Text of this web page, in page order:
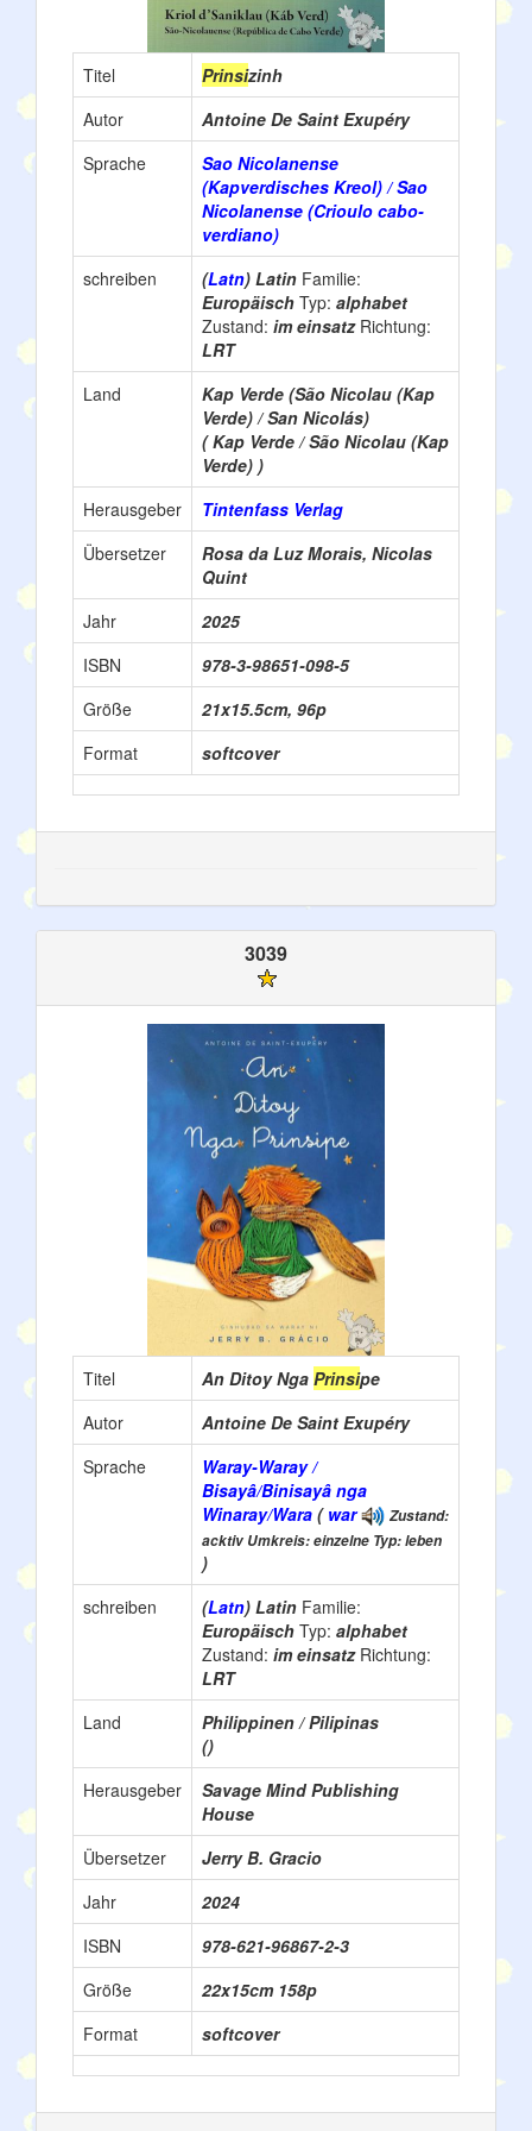
Titel Prinsizinh
Autor
Antoine De Saint Exupéry
Sprache
Sao Nicolanense
(Kapverdisches Kreol) / Sao
Nicolanense (Crioulo cabo-
verdiano)
schreiben
(Latn) Latin Familie:
Europäisch Typ: alphabet
Zustand: im einsatz Richtung:
LRT
Land
Kap Verde (São Nicolau (Kap
Verde) / San Nicolás)
( Kap Verde / São Nicolau (Kap
Verde) )
Herausgeber
Tintenfass Verlag
Übersetzer
Rosa da Luz Morais, Nicolas
Quint
Jahr
2025
ISBN
978-3-98651-098-5
Größe
21x15.5cm, 96p
Format
softcover
3039
Titel An Ditoy Nga Prinsipe
Autor
Antoine De Saint Exupéry
Sprache
Waray-Waray /
Bisayâ/Binisayâ nga
Winaray/Wara ( war
Zustand:
acktiv Umkreis: einzelne Typ: leben
)
schreiben
(Latn) Latin Familie:
Europäisch Typ: alphabet
Zustand: im einsatz Richtung:
LRT
Land
Philippinen / Pilipinas
()
Herausgeber
Savage Mind Publishing
House
Übersetzer
Jerry B. Gracio
Jahr
2024
ISBN
978-621-96867-2-3
Größe
22x15cm 158p
Format
softcover